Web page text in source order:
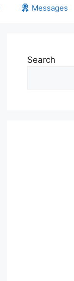
Messages
Search